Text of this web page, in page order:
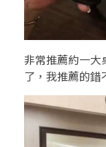
非常推薦約一大
了，我推薦的錯